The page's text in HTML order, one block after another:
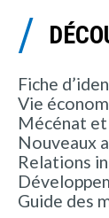
Fiche
Vie
Mécénat
Nouveaux
Relations
Guide des